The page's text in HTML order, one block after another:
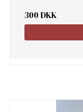
300 DKK